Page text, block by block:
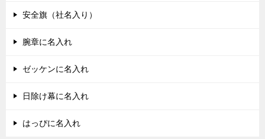
安全旗（社名入り）
腕章に名入れ
ゼッケンに名入れ
日除け幕に名入れ
はっぴに名入れ